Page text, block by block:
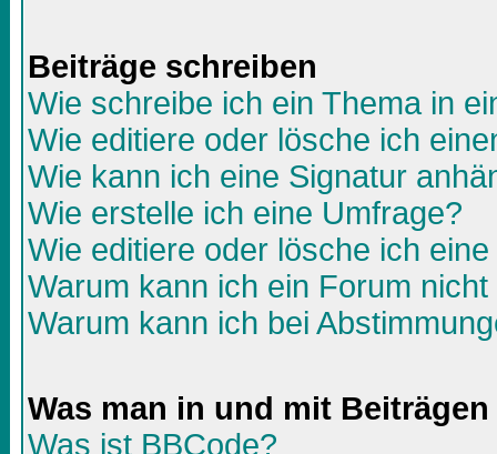
Beiträge schreiben
Wie schreibe ich ein Thema in
Wie editiere oder lösche ich
Wie kann ich eine Signatur
Wie erstelle ich eine Umfrage?
Wie editiere oder lösche ich
Warum kann ich ein Forum
Warum kann ich bei
Was man in und mit
Was ist BBCode?